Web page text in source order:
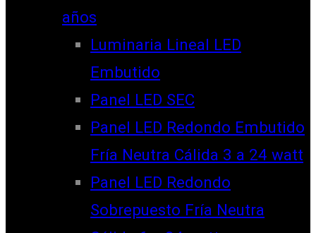
años
Luminaria Lineal LED
Embutido
Panel LED SEC
Panel LED Redondo Embutido
Fría Neutra Cálida 3 a 24 watt
Panel LED Redondo
Sobrepuesto Fría Neutra